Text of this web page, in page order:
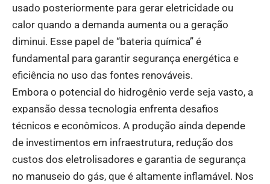
usado posteriormente para gerar eletricidade ou
calor quando a demanda aumenta ou a geração
diminui. Esse papel de “bateria química” é
fundamental para garantir segurança energética e
eficiência no uso das fontes renováveis.
Embora o potencial do hidrogênio verde seja vasto, a
expansão dessa tecnologia enfrenta desafios
técnicos e econômicos. A produção ainda depende
de investimentos em infraestrutura, redução dos
custos dos eletrolisadores e garantia de segurança
no manuseio do gás, que é altamente inflamável. Nos